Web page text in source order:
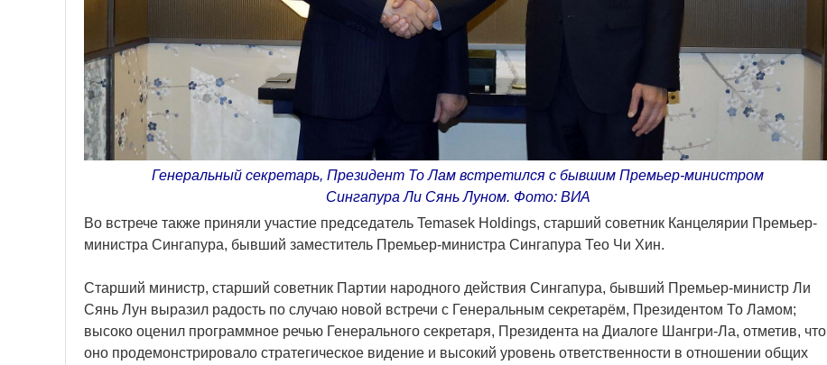
Генеральный секретарь, Президент То Лам встретился с бывшим Премьер-министром
Сингапура Ли Сянь Луном. Фото: ВИА
Во встрече также приняли участие председатель Temasek Holdings, старший советник Канцелярии Премьер-
министра Сингапура, бывший заместитель Премьер-министра Сингапура Тео Чи Хин.
Старший министр, старший советник Партии народного действия Сингапура, бывший Премьер-министр Ли
Сянь Лун выразил радость по случаю новой встречи с Генеральным секретарём, Президентом То Ламом;
высоко оценил программное речью Генерального секретаря, Президента на Диалоге Шангри-Ла, отметив, что
оно продемонстрировало стратегическое видение и высокий уровень ответственности в отношении общих